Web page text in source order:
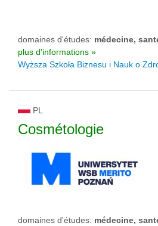
domaines d'études: médecine,
plus d'informations »
Wyższa Szkoła Biznesu i Nauk o
PL
Cosmétologie
domaines d'études: médecine,